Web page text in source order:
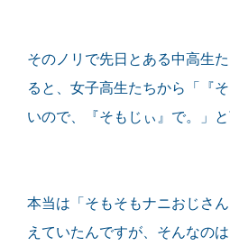
そのノリで先日とある中高生
ると、女子高生たちから「『
いので、『そもじぃ』で。」と
本当は「そもそもナニおじさ
えていたんですが、そんなの